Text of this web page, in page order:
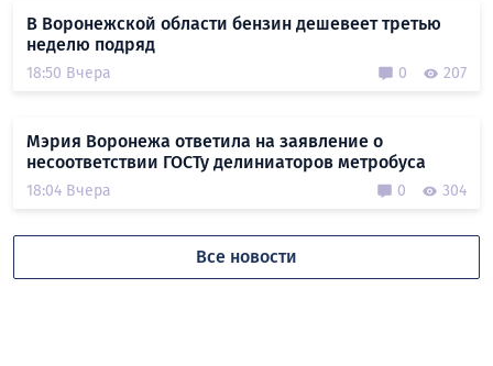
В Воронежской области бензин дешевеет третью
неделю подряд
18:50 Вчера 0 207
Мэрия Воронежа ответила на заявление о
несоответствии ГОСТу делиниаторов метробуса
18:04 Вчера 0 304
Все новости